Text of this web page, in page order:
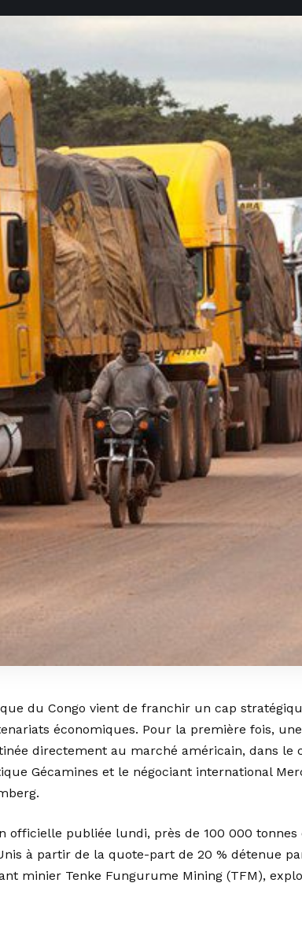
du Congo vient de franchir un cap
économiques. Pour la première fois,
directement au marché américain, dans le
Gécamines et le négociant international
officielle publiée lundi, près de 100 000 tonnes
à partir de la quote-part de 20 % détenue
minier Tenke Fungurume Mining (TFM),